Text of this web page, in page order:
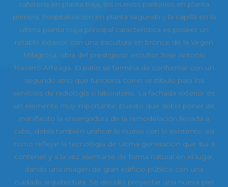
cafetería en planta baja, los nuevos paritorios en planta
primera, hospitalización en planta segunda y la capilla en la
última planta cuya principal característica es poseer un
retablo exterior con una escultura en bronce de la Virgen
Milagrosa, obra del prestigioso escultor Jose Antonio
Navarro Arteaga. El patio se termina de conformar con un
segundo atrio que funciona como vestíbulo para los
servicios de radiología o laboratorio. La fachada exterior es
un elemento muy importante, puesto que debía poner de
manifiesto la envergadura de la remodelación llevada a
cabo, debía también unificar lo nuevo con lo existente, así
como reflejar la tecnología de última generación que iba a
contener y a la vez asentarse de forma natural en el lugar,
dando una imagen de gran edificio público con una
cuidada arquitectura. Se decidió proyectar una nueva piel